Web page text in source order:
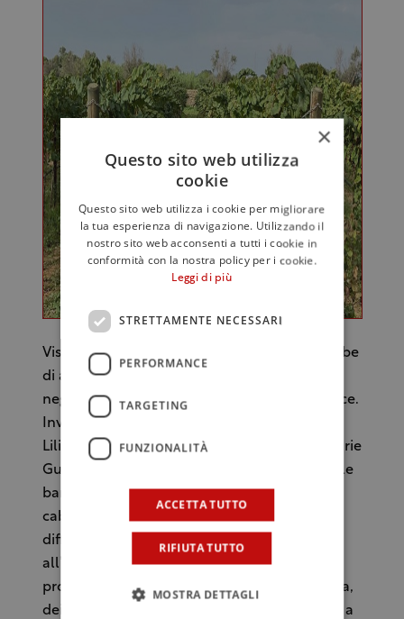
Visto l’ubicazione dei vigneti, ci si aspetterebbe
di avere vini ottenuti da uve locali come
negroamaro, primitivo, malvasia nera di Lecce.
Invece per la selezione dei vitigni di Tenuta
Liliana è stato coinvolto il francese Pierre Marie
Guillaime, leader mondiale nel mercato delle
barbatelle di vite, che ha selezionato il
cabernet sauvignon impiantato in quattro
differenti zone – individuate insieme
all’enologo Andrea Fattizzo – destinate alla
produzione di uno specifico vino della tenuta,
dei primi 12,5 ettari vitati, che si elevano fino a
×
Questo sito web utilizza
cookie
Questo sito web utilizza i cookie per migliorare
la tua esperienza di navigazione. Utilizzando il
nostro sito web acconsenti a tutti i cookie in
conformità con la nostra policy per i cookie.
Leggi di più
STRETTAMENTE NECESSARI
PERFORMANCE
TARGETING
FUNZIONALITÀ
ACCETTA TUTTO
RIFIUTA TUTTO
MOSTRA DETTAGLI